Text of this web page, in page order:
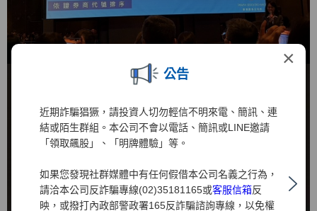
×
公告
近期詐騙猖獗，請投資人切勿輕信不明來電、簡訊、連
結或陌生群組。本公司不會以電話、簡訊或LINE邀請
「領取飆股」、「明牌體驗」等。
如果您發現社群媒體中有任何假借本公司名義之行為，
請洽本公司反詐騙專線(02)35181165或客服信箱反
映，或撥打內政部警政署165反詐騙諮詢專線，以免權